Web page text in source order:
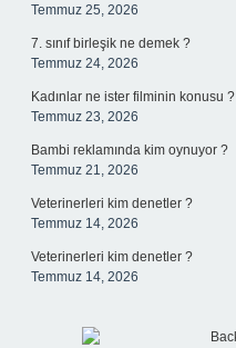
Temmuz 25, 2026
7. sınıf birleşik ne demek ?
Temmuz 24, 2026
Kadınlar ne ister filminin konusu ?
Temmuz 23, 2026
Bambi reklamında kim oynuyor ?
Temmuz 21, 2026
Veterinerleri kim denetler ?
Temmuz 14, 2026
Veterinerleri kim denetler ?
Temmuz 14, 2026